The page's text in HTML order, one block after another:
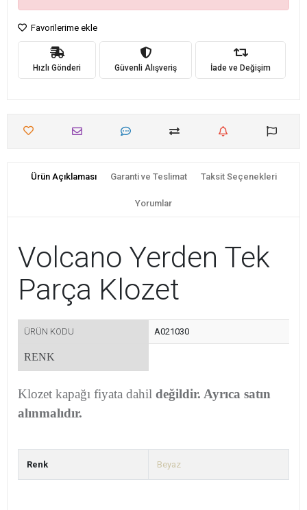
Favorilerime ekle
Hızlı Gönderi Güvenli Alışveriş İade ve Değişim
Ürün Açıklaması Garanti ve Teslimat Taksit Seçenekleri
Yorumlar
Volcano Yerden Tek
Parça Klozet
ÜRÜN KODU A021030
RENK
Klozet kapağı fiyata dahil değildir. Ayrıca satın
alınmalıdır.
Renk Beyaz